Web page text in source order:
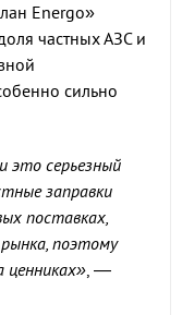
Energo»
частных АЗС и
сильно
это серьезный
заправки
поставках,
поэтому
ценниках», —